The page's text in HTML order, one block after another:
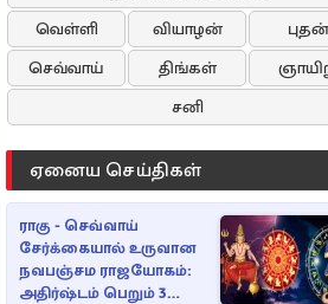
வெள்ளி
வியாழன்
புதன்
செவ்வாய்
திங்கள்
சனி
ஏனைய செய்திகள்
ராகு - செவ்வாய்
சேர்க்கையால் உருவான
நவபஞ்சம ராஜயோகம்:
அதிர்ஷ்டம் பெறும் 3